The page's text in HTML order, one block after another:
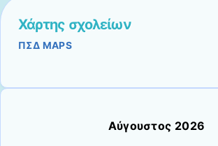
Χάρτης σχολείων
ΠΣΔ MAPS
Αύγουστος 2026